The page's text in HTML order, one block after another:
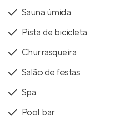
Sauna úmida
Pista de bicicleta
Churrasqueira
Salão de festas
Spa
Pool bar